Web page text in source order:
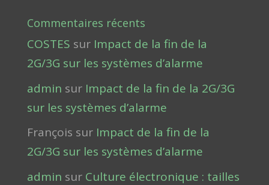
Commentaires récents
COSTES sur Impact de la fin de la
2G/3G sur les systèmes d’alarme
admin sur Impact de la fin de la 2G/3G
sur les systèmes d’alarme
François sur Impact de la fin de la
2G/3G sur les systèmes d’alarme
admin sur Culture électronique : tailles